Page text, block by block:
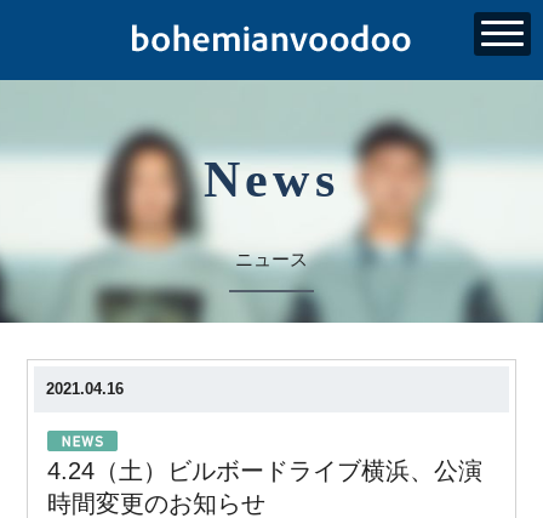
News
ニュース
2021.04.16
4.24（土）ビルボードライブ横浜、公演
時間変更のお知らせ